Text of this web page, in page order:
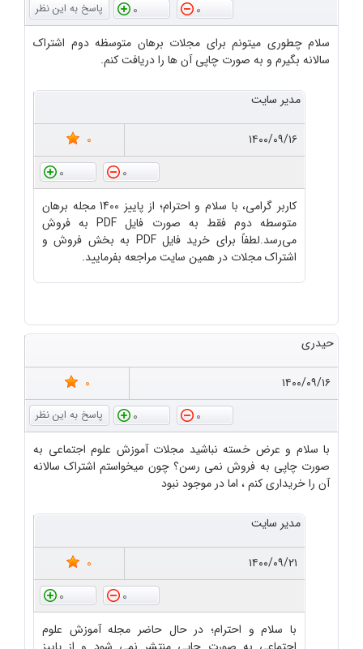
0
0
سلام چطوری میتونم برای مجلات برهان متوسظه دوم اشتراک
سالانه بگیرم و به صورت چاپی آن ها را دریافت کنم.
مدیر سایت
۱۴۰۰/۰۹/۱۶
0
0
0
کاربر گرامی، با سلام و احترام؛ از پاییز 1400 مجله برهان
متوسطه دوم فقط به صورت فایل PDF به فروش
می‌رسد.لطفاً برای خرید فایل PDF به بخش فروش و
اشتراک مجلات در همین سایت مراجعه بفرمایید.
حیدری
۱۴۰۰/۰۹/۱۶
0
0
0
با سلام و عرض خسته نباشید مجلات آموزش علوم اجتماعی به
صورت چاپی به فروش نمی رسن؟ چون میخواستم اشتراک سالانه
آن را خریداری کنم ، اما در موجود نبود
مدیر سایت
۱۴۰۰/۰۹/۲۱
0
0
0
با سلام و احترام؛ در حال حاضر مجله آموزش علوم